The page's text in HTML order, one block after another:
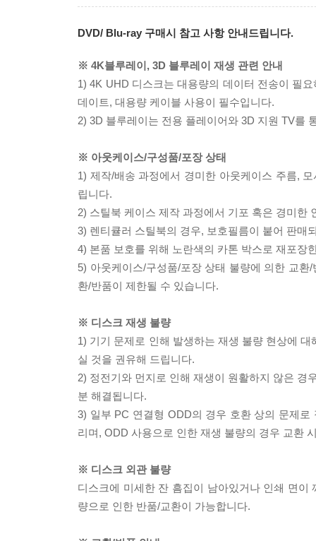
DVD/ Blu-ray 구매시 참고 사항 안내드립니다.
※ 4K블루레이, 3D 블루레이 재생 관련 안내
1) 4K UHD 디스크는 대용량의 데이터 전송이 필
데이트, 대용량 케이블 사용이 필수입니다.
2) 3D 블루레이는 전용 플레이어와 3D 지원 TV를
※ 아웃케이스/구성품/포장 상태
1) 제작/배송 과정에서 경미한 아웃케이스 주름,
립니다.
2) 스틸북 케이스 제작 과정에서 기포 혹은 경미한
3) 렌티큘러 스틸북의 경우, 보호필름이 붙어 판매
4) 본품 보호를 위해 노란색의 카톤 박스로 재포장
5) 아웃케이스/구성품/포장 상태 불량에 의한 교
환/반품이 제한될 수 있습니다.
※ 디스크 재생 불량
1) 기기 문제로 인해 발생하는 재생 불량 현상에
실 것을 권유해 드립니다.
2) 정전기와 먼지로 인해 재생이 원활하지 않은 경
분 해결됩니다.
3) 일부 PC 연결형 ODD의 경우 호환 상의 문제
리며, ODD 사용으로 인한 재생 불량의 경우 교환
※ 디스크 외관 불량
디스크에 미세한 잔 흠집이 남아있거나 인쇄 면
량으로 인한 반품/교환이 가능합니다.